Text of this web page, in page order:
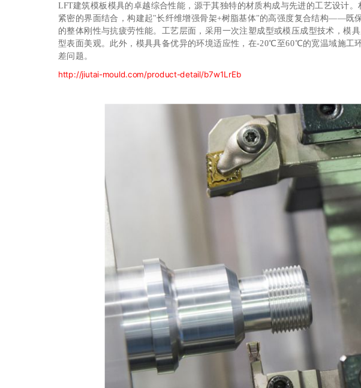
LFT建筑模板模具的卓越综合性能，源于其独特的材质构成与先进的工艺设计
紧密的界面结合，构建起"长纤维增强骨架+树脂基体"的高强度复合结构——既
的整体刚性与抗疲劳性能。工艺层面，采用一次注塑成型或模压成型技术，模
型表面美观。此外，模具具备优异的环境适应性，在-20℃至60℃的宽温域施工
差问题。
http://jiutai-mould.com/product-detail/b7w1LrEb